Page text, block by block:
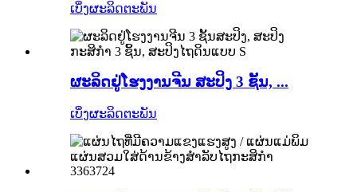
ເບິ່ງຜະລິດຕະພັນ
ຜະລິດຢູ່ໂຮງງານຈີນ ສະປິງ 3 ຊັ້ນ, ...
ເບິ່ງຜະລິດຕະພັນ